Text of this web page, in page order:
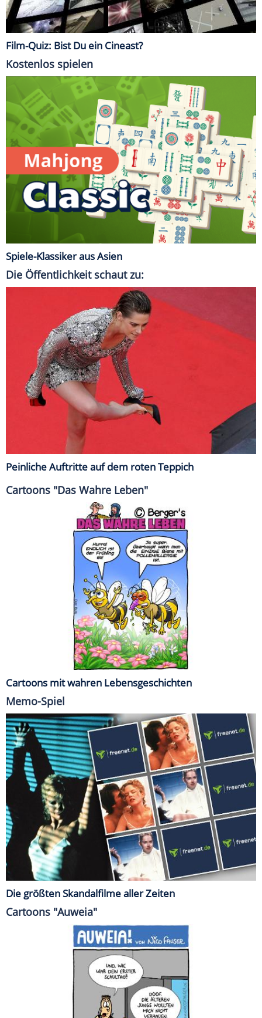
Film-Quiz: Bist Du ein Cineast?
Kostenlos spielen
Spiele-Klassiker aus Asien
Die Öffentlichkeit schaut zu:
Peinliche Auftritte auf dem roten Teppich
Cartoons "Das Wahre Leben"
Cartoons mit wahren Lebensgeschichten
Memo-Spiel
Die größten Skandalfilme aller Zeiten
Cartoons "Auweia"